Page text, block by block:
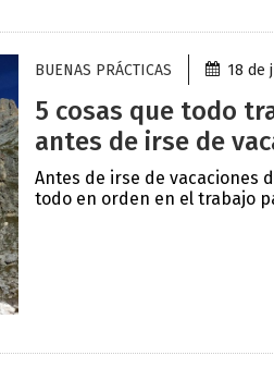
BUENAS PRÁCTICAS 18 de
5 cosas que todo
antes de irse de
Antes de irse de vacaciones
todo en orden en el trabajo